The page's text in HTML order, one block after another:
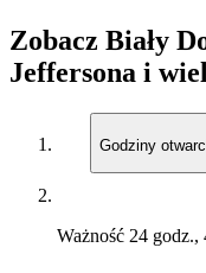
Zobacz Biały
Jeffersona i
Godziny
Ważność 24 godz.,